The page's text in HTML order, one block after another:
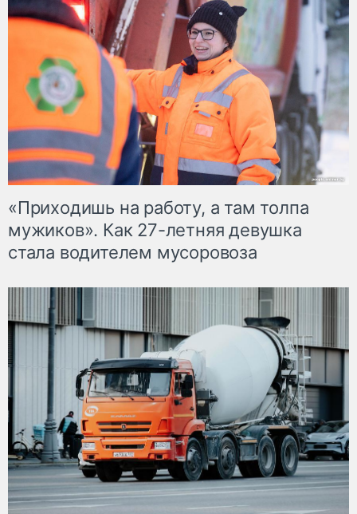
«Приходишь на работу, а там толпа
мужиков». Как 27-летняя девушка
стала водителем мусоровоза